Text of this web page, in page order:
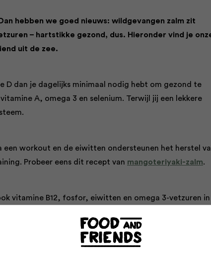
hebben we goed nieuws: wildgevangen zalm zit
– hartstikke gezond, dus. Hieronder vind je
uit de zee.
D dan je dagelijks minimaal nodig hebt om gezond te
A, omega 3 en selenium. Terwijl jij een lekkere
een workout en de eiwitten ondersteunen het herstel
Probeer eens dit recept van mangoteriyaki-zalm.
vitamine B12, fosfor, eiwitten en omega 3-vetzuren in
dus lekker van